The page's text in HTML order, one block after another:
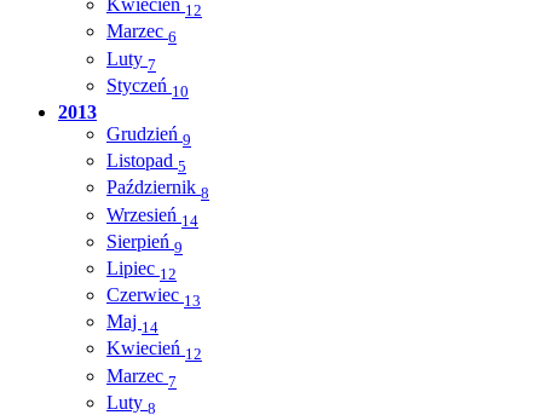
Kwiecień 12
Marzec 6
Luty 7
Styczeń 10
2013
Grudzień 9
Listopad 5
Październik 8
Wrzesień 14
Sierpień 9
Lipiec 12
Czerwiec 13
Maj 14
Kwiecień 12
Marzec 7
Luty 8